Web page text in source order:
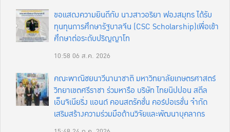
ขอแสดงความยินดีกับ นางสาวอริยา ฟองสมุทร ได้รับ
ทุนทุนการศึกษารัฐบาลจีน (CSC Scholarship)เพื่อเข้า
ศึกษาต่อระดับปริญญาโท
10:58 06 ส.ค. 2026
คณะพาณิชยนาวีนานาชาติ มหาวิทยาลัยเกษตรศาสตร์
วิทยาเขตศรีราชา ร่วมหารือ บริษัท ไทยนิปปอน สตีล
เอ็นจิเนียริ่ง แอนด์ คอนสตรัคชั่น คอร์ปอเรชั่น จำกัด
เสริมสร้างความร่วมมือด้านวิจัยและพัฒนาบุคลากร